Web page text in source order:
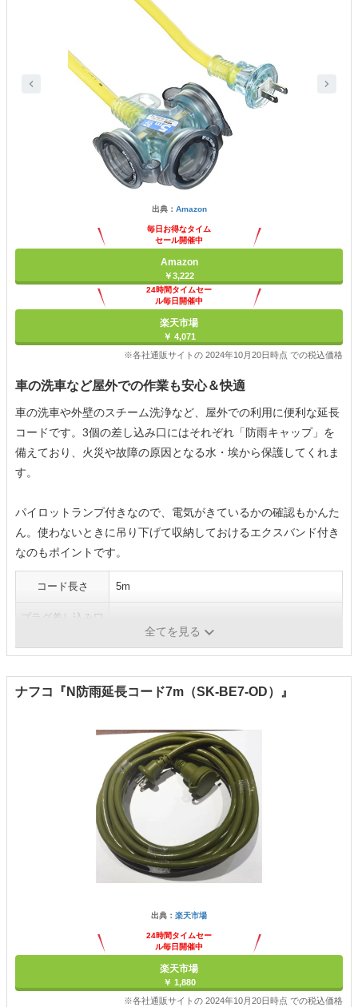
出典： Amazon
毎日お得なタイム
セール開催中
Amazon
￥3,222
24時間タイムセー
ル毎日開催中
楽天市場
￥ 4,071
※各社通販サイトの 2024年10月20日時点 での税込価格
車の洗車など屋外での作業も安心＆快適
車の洗車や外壁のスチーム洗浄など、屋外での利用に便利な延長
コードです。3個の差し込み口にはそれぞれ「防雨キャップ」を
備えており、火災や故障の原因となる水・埃から保護してくれま
す。
パイロットランプ付きなので、電気がきているかの確認もかんた
ん。使わないときに吊り下げて収納しておけるエクスバンド付き
なのもポイントです。
コード長さ 5m
プラグ差し込み口
全てを見る
ナフコ『N防雨延長コード7m（SK-BE7-OD）』
出典： 楽天市場
24時間タイムセー
ル毎日開催中
楽天市場
￥ 1,880
※各社通販サイトの 2024年10月20日時点 での税込価格